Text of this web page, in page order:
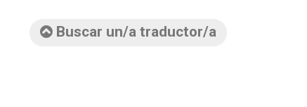
Buscar un/a traductor/a